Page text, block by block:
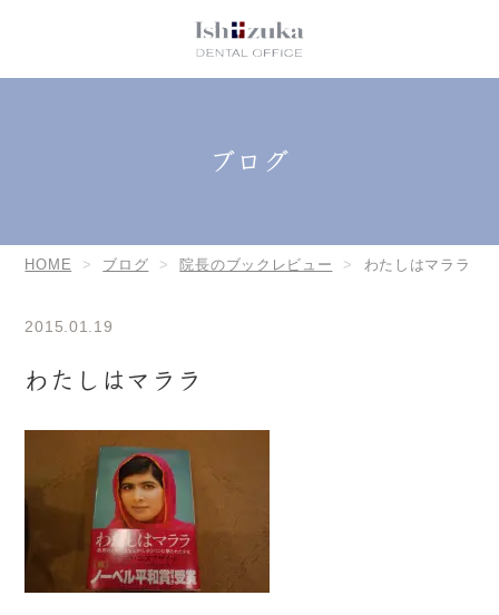
ブログ
HOME ブログ 院長のブックレビュー わたしはマララ
2015.01.19
わたしはマララ